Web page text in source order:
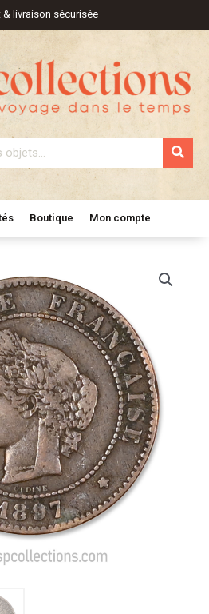
& livraison sécurisée
Boutique Mon compte